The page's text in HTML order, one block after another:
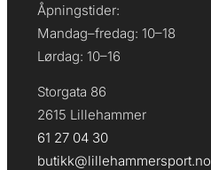
Åpningstider:
Mandag–fredag: 10–18
Lørdag: 10–16
Storgata 86
2615 Lillehammer
61 27 04 30
butikk@lillehammersport.no